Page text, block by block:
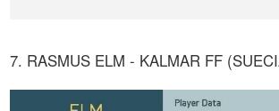
7. RASMUS ELM - KALMAR FF